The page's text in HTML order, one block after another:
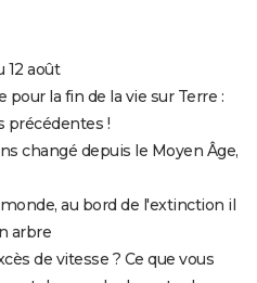
12 août
pour la fin de la vie sur Terre :
précédentes !
changé depuis le Moyen Âge,
au bord de l'extinction il
arbre
de vitesse ? Ce que vous